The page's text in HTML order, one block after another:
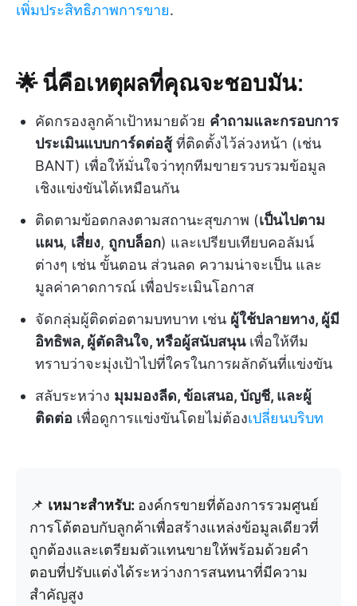
เพิ่มประสิทธิภาพการขาย.
🌟 นี่คือเหตุผลที่คุณจะชอบมัน:
คัดกรองลูกค้าเป้าหมายด้วย คำถามและกรอบการ
ประเมินแบบการ์ดต่อสู้ที่ติดตั้งไว้ล่วงหน้า (เช่น
BANT) เพื่อให้มั่นใจว่าทุกทีมขายรวบรวมข้อมูล
เชิงแข่งขันได้เหมือนกัน
ติดตามข้อตกลงตามสถานะสุขภาพ (เป็นไปตาม
แผน, เสี่ยง, ถูกบล็อก) และเปรียบเทียบคอลัมน์
ต่างๆ เช่น ขั้นตอน ส่วนลด ความน่าจะเป็น และ
มูลค่าคาดการณ์ เพื่อประเมินโอกาส
จัดกลุ่มผู้ติดต่อตามบทบาท เช่น ผู้ใช้ปลายทาง, ผู้มี
อิทธิพล, ผู้ตัดสินใจ, หรือผู้สนับสนุนเพื่อให้ทีม
ทราบว่าจะมุ่งเป้าไปที่ใครในการผลักดันที่แข่งขัน
สลับระหว่าง มุมมองลีด, ข้อเสนอ, บัญชี, และผู้
ติดต่อ เพื่อดูการแข่งขันโดยไม่ต้องเปลี่ยนบริบท
📌 เหมาะสำหรับ: องค์กรขายที่ต้องการรวมศูนย์
การโต้ตอบกับลูกค้าเพื่อสร้างแหล่งข้อมูลเดียวที่
ถูกต้องและเตรียมตัวแทนขายให้พร้อมด้วยคำ
ตอบที่ปรับแต่งได้ระหว่างการสนทนาที่มีความ
สำคัญสูง